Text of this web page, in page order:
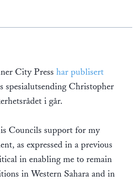
City Press har publisert
spesialutsending Christopher
i går.
Councils support for my
as expressed in a previous
in enabling me to remain
in Western Sahara and in